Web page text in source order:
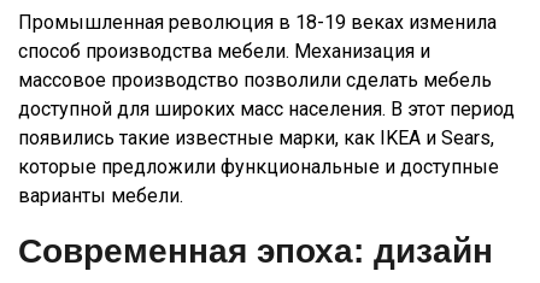
Промышленная революция в 18-19 веках изменила
способ производства мебели. Механизация и
массовое производство позволили сделать мебель
доступной для широких масс населения. В этот период
появились такие известные марки, как IKEA и Sears,
которые предложили функциональные и доступные
варианты мебели.
Современная эпоха: дизайн